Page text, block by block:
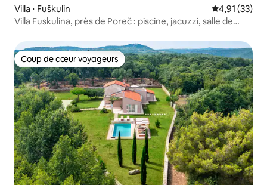
Villa ⋅ Fuškulin Évaluation
4,91 (33)
Villa Fuskulina, près de Poreč : piscine, jacuzzi, salle de
Coup de cœur voyageurs
Coup de cœur voyageurs